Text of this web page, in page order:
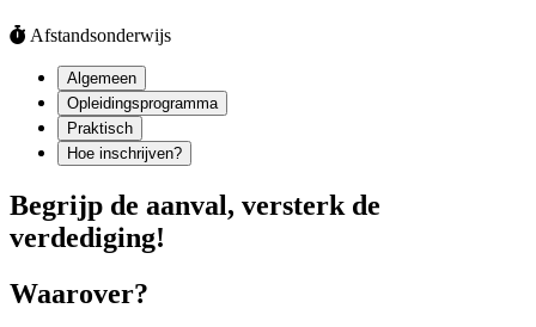
Afstandsonderwijs
Algemeen
Opleidingsprogramma
Praktisch
Hoe inschrijven?
Begrijp de aanval, versterk de
verdediging!
Waarover?